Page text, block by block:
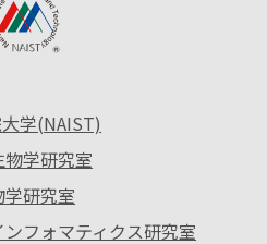
学(NAIST)
学研究室
研究室
フォマティクス研究室